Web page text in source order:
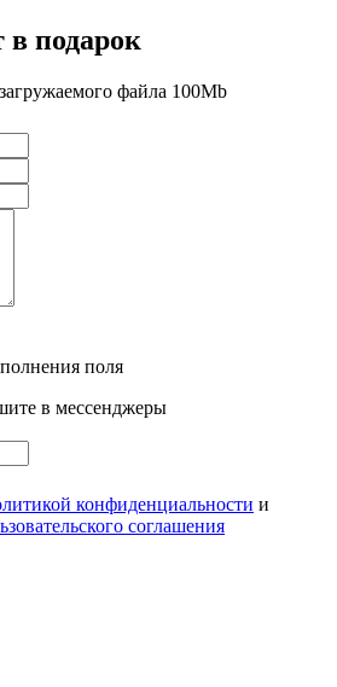
в подарок
файла 100Mb
поля
в мессенджеры
конфиденциальности и
соглашения